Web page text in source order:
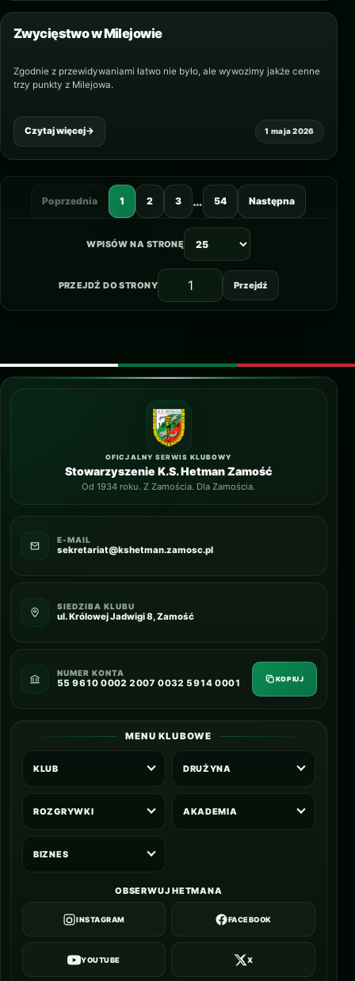
1 maja 2026
Zwycięstwo w Milejowie
Zgodnie z przewidywaniami łatwo nie było, ale wywozimy jakże cenne
trzy punkty z Milejowa.
Czytaj więcej→
Poprzednia 1 2 3 … 54 Następna
WPISÓW NA STRONĘ
PRZEJDŹ DO STRONY Przejdź
OFICJALNY SERWIS KLUBOWY
Stowarzyszenie K.S. Hetman Zamość
Od 1934 roku. Z Zamościa. Dla Zamościa.
E-MAIL
sekretariat@kshetman.zamosc.pl
SIEDZIBA KLUBU
ul. Królowej Jadwigi 8, Zamość
NUMER KONTA
55 9610 0002 2007 0032 5914 0001 KOPIUJ
MENU KLUBOWE
KLUB DRUŻYNA
ROZGRYWKI AKADEMIA
BIZNES
OBSERWUJ HETMANA
INSTAGRAM FACEBOOK
YOUTUBE X